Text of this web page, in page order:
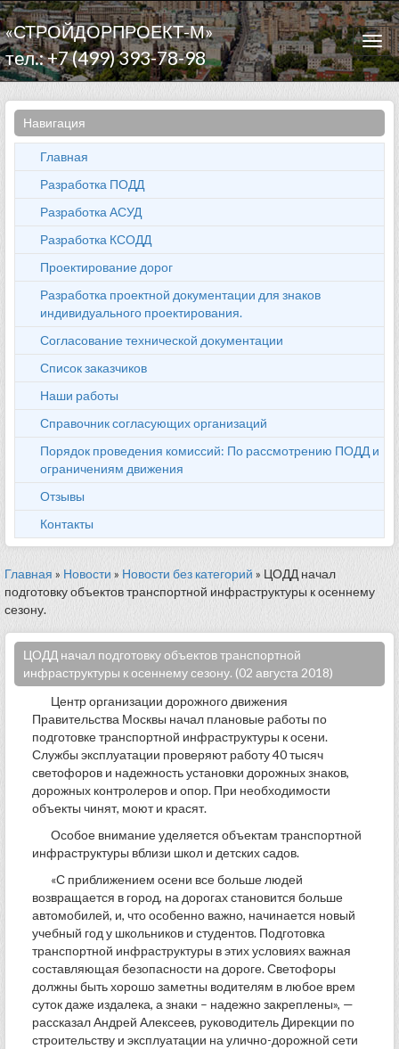
«СТРОЙДОРПРОЕКТ-М»
тел.: +7 (499) 393-78-98
Навигация
Главная
Разработка ПОДД
Разработка АСУД
Разработка КСОДД
Проектирование дорог
Разработка проектной документации для знаков
индивидуального проектирования.
Согласование технической документации
Список заказчиков
Наши работы
Справочник согласующих организаций
Порядок проведения комиссий: По рассмотрению ПОДД и
ограничениям движения
Отзывы
Контакты
Главная » Новости » Новости без категорий » ЦОДД начал
подготовку объектов транспортной инфраструктуры к осеннему
сезону.
ЦОДД начал подготовку объектов транспортной
инфраструктуры к осеннему сезону. (02 августа 2018)
Центр организации дорожного движения
Правительства Москвы начал плановые работы по
подготовке транспортной инфраструктуры к осени.
Службы эксплуатации проверяют работу 40 тысяч
светофоров и надежность установки дорожных знаков,
дорожных контролеров и опор. При необходимости
объекты чинят, моют и красят.
Особое внимание уделяется объектам транспортной
инфраструктуры вблизи школ и детских садов.
«С приближением осени все больше людей
возвращается в город, на дорогах становится больше
автомобилей, и, что особенно важно, начинается новый
учебный год у школьников и студентов. Подготовка
транспортной инфраструктуры в этих условиях важная
составляющая безопасности на дороге. Светофоры
должны быть хорошо заметны водителям в любое врем
суток даже издалека, а знаки – надежно закреплены», —
рассказал Андрей Алексеев, руководитель Дирекции по
строительству и эксплуатации на улично-дорожной сети